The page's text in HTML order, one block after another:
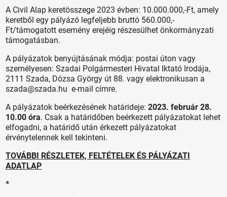
A Civil Alap keretösszege 2023 évben: 10.000.000,-Ft, amely
keretből egy pályázó legfeljebb bruttó 560.000,-
Ft/támogatott esemény erejéig részesülhet önkormányzati
támogatásban.
A pályázatok benyújtásának módja: postai úton vagy
személyesen: Szadai Polgármesteri Hivatal Iktató Irodája,
2111 Szada, Dózsa György út 88. vagy elektronikusan a
szada@szada.hu e-mail címre.
A pályázatok beérkezésének határideje:2023. február 28.
10.00 óra. Csak a határidőben beérkezett pályázatokat lehet
elfogadni, a határidő után érkezett pályázatokat
érvénytelennek kell tekinteni.
TOVÁBBI RÉSZLETEK, FELTÉTELEK ÉS PÁLYÁZATI
ADATLAP
*